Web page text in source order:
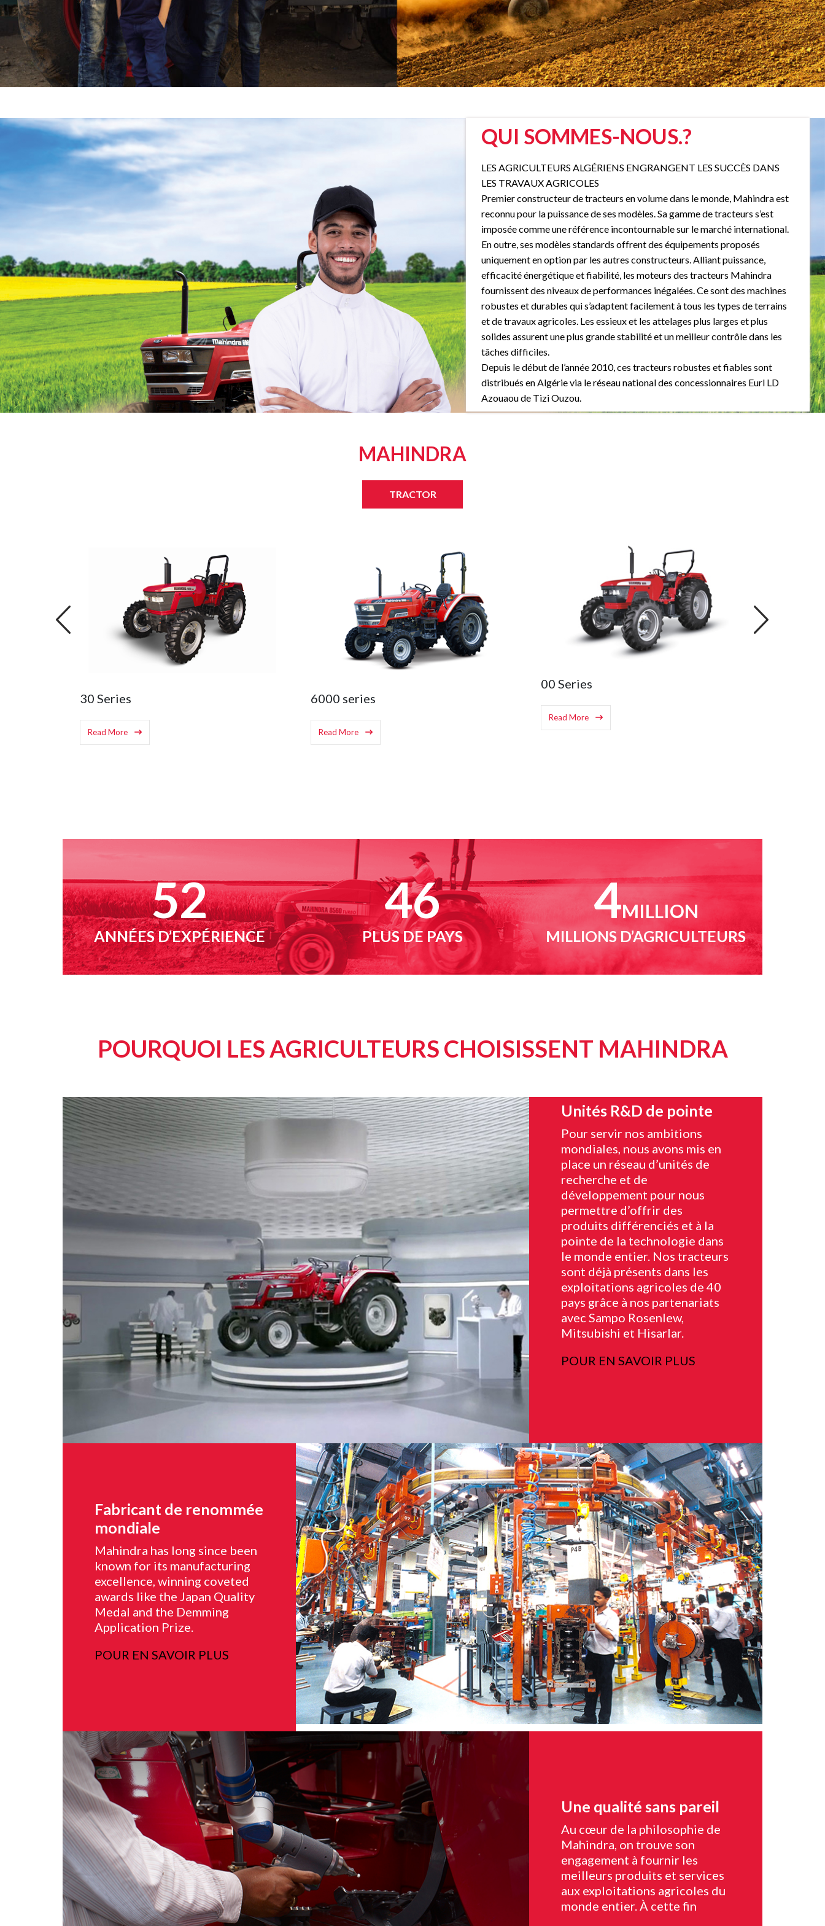
QUI SOMMES-NOUS.?
LES AGRICULTEURS ALGÉRIENS ENGRANGENT LES SUCCÈS DANS
LES TRAVAUX AGRICOLES
Premier constructeur de tracteurs en volume dans le monde, Mahindra est
reconnu pour la puissance de ses modèles. Sa gamme de tracteurs s’est
imposée comme une référence incontournable sur le marché international.
En outre, ses modèles standards offrent des équipements proposés
uniquement en option par les autres constructeurs. Alliant puissance,
efficacité énergétique et fiabilité, les moteurs des tracteurs Mahindra
fournissent des niveaux de performances inégalées. Ce sont des machines
robustes et durables qui s’adaptent facilement à tous les types de terrains
et de travaux agricoles. Les essieux et les attelages plus larges et plus
solides assurent une plus grande stabilité et un meilleur contrôle dans les
tâches difficiles.
Depuis le début de l’année 2010, ces tracteurs robustes et fiables sont
distribués en Algérie via le réseau national des concessionnaires Eurl LD
Azouaou de Tizi Ouzou.
MAHINDRA
TRACTOR
6000 series
Read More Read More
57
ANNÉES D’EXPÉRIENCE
50
PLUS DE PAYS
4MILLION
MILLIONS D’AGRICULTEURS
POURQUOI LES AGRICULTEURS CHOISISSENT MAHINDRA
Unités R&D de pointe
Pour servir nos ambitions
mondiales, nous avons mis en
place un réseau d’unités de
recherche et de
développement pour nous
permettre d’offrir des
produits différenciés et à la
pointe de la technologie dans
le monde entier. Nos tracteurs
sont déjà présents dans les
exploitations agricoles de 40
pays grâce à nos partenariats
avec Sampo Rosenlew,
Mitsubishi et Hisarlar.
POUR EN SAVOIR PLUS
Fabricant de renommée
mondiale
Mahindra has long since been
known for its manufacturing
excellence, winning coveted
awards like the Japan Quality
Medal and the Demming
Application Prize.
POUR EN SAVOIR PLUS
Une qualité sans pareil
Au cœur de la philosophie de
Mahindra, on trouve son
engagement à fournir les
meilleurs produits et services
aux exploitations agricoles du
monde entier. À cette fin